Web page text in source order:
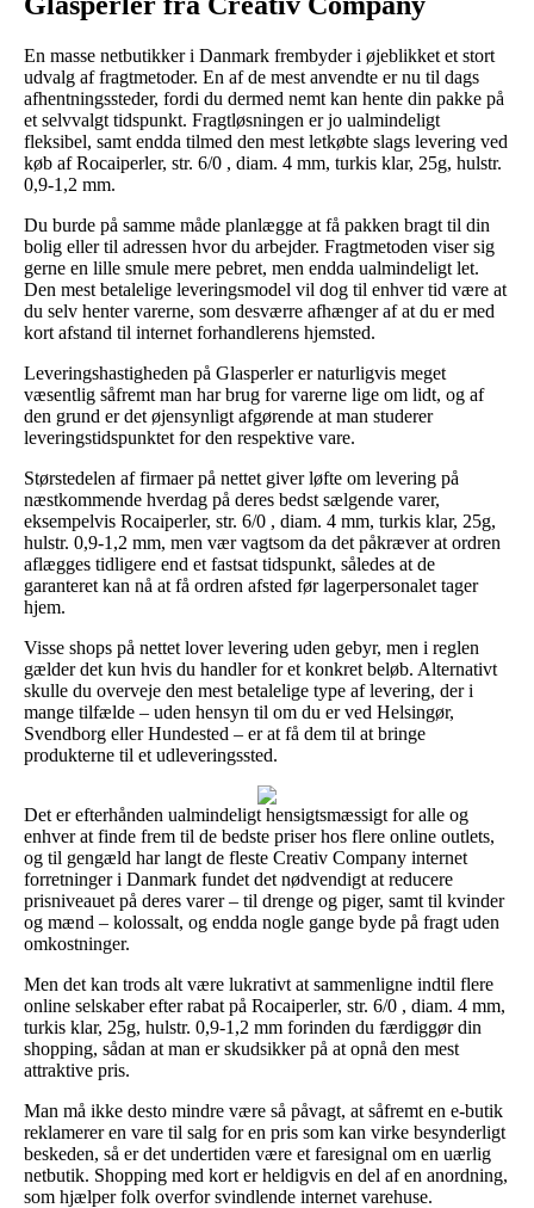
En masse netbutikker i Danmark frembyder i øjeblikket et stort
udvalg af fragtmetoder. En af de mest anvendte er nu til dags
afhentningssteder, fordi du dermed nemt kan hente din pakke på
et selvvalgt tidspunkt. Fragtløsningen er jo ualmindeligt
fleksibel, samt endda tilmed den mest letkøbte slags levering ved
køb af Rocaiperler, str. 6/0 , diam. 4 mm, turkis klar, 25g, hulstr.
0,9-1,2 mm.
Du burde på samme måde planlægge at få pakken bragt til din
bolig eller til adressen hvor du arbejder. Fragtmetoden viser sig
gerne en lille smule mere pebret, men endda ualmindeligt let.
Den mest betalelige leveringsmodel vil dog til enhver tid være at
du selv henter varerne, som desværre afhænger af at du er med
kort afstand til internet forhandlerens hjemsted.
Leveringshastigheden på Glasperler er naturligvis meget
væsentlig såfremt man har brug for varerne lige om lidt, og af
den grund er det øjensynligt afgørende at man studerer
leveringstidspunktet for den respektive vare.
Størstedelen af firmaer på nettet giver løfte om levering på
næstkommende hverdag på deres bedst sælgende varer,
eksempelvis Rocaiperler, str. 6/0 , diam. 4 mm, turkis klar, 25g,
hulstr. 0,9-1,2 mm, men vær vagtsom da det påkræver at ordren
aflægges tidligere end et fastsat tidspunkt, således at de
garanteret kan nå at få ordren afsted før lagerpersonalet tager
hjem.
Visse shops på nettet lover levering uden gebyr, men i reglen
gælder det kun hvis du handler for et konkret beløb. Alternativt
skulle du overveje den mest betalelige type af levering, der i
mange tilfælde – uden hensyn til om du er ved Helsingør,
Svendborg eller Hundested – er at få dem til at bringe
produkterne til et udleveringssted.
Det er efterhånden ualmindeligt hensigtsmæssigt for alle og
enhver at finde frem til de bedste priser hos flere online outlets,
og til gengæld har langt de fleste Creativ Company internet
forretninger i Danmark fundet det nødvendigt at reducere
prisniveauet på deres varer – til drenge og piger, samt til kvinder
og mænd – kolossalt, og endda nogle gange byde på fragt uden
omkostninger.
Men det kan trods alt være lukrativt at sammenligne indtil flere
online selskaber efter rabat på Rocaiperler, str. 6/0 , diam. 4 mm,
turkis klar, 25g, hulstr. 0,9-1,2 mm forinden du færdiggør din
shopping, sådan at man er skudsikker på at opnå den mest
attraktive pris.
Man må ikke desto mindre være så påvagt, at såfremt en e-butik
reklamerer en vare til salg for en pris som kan virke besynderligt
beskeden, så er det undertiden være et faresignal om en uærlig
netbutik. Shopping med kort er heldigvis en del af en anordning,
som hjælper folk overfor svindlende internet varehuse.